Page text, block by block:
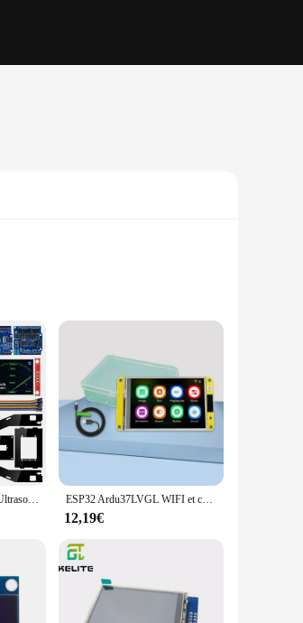
that your projects stand out with
to hobbyist endeavors. Whether you're
your DIY toolkit. Its compact size and
vendors and suppliers make it an
for endless possibilities, making
LAFVIN-Capteur Radar Ultrasonique de Simulation pour Ardu37, Kit de Bricolage, Détecteur de Balayage Résistant à 180, avec Écran TFT éventuelles I de 1.8 Pouces ESP32 Ardu37LVGL WIFI et carte de développement Bluetooth 2.8 "240*320 écran d'affichage intelligent LCD TFT Tech avec ESP32-2432S028 tactile
12,19€